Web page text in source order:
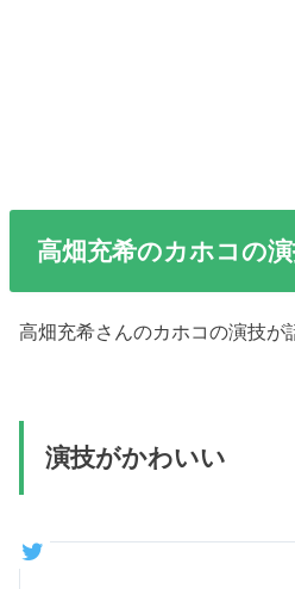
高畑充希のカホコの
高畑充希さんのカホコの演技が
演技がかわいい